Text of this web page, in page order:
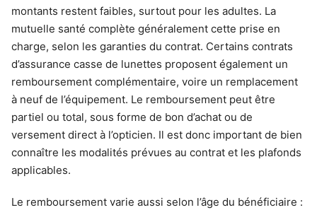
montants restent faibles, surtout pour les adultes. La
mutuelle santé complète généralement cette prise en
charge, selon les garanties du contrat. Certains contrats
d’assurance casse de lunettes proposent également un
remboursement complémentaire, voire un remplacement
à neuf de l’équipement. Le remboursement peut être
partiel ou total, sous forme de bon d’achat ou de
versement direct à l’opticien. Il est donc important de bien
connaître les modalités prévues au contrat et les plafonds
applicables.
Le remboursement varie aussi selon l’âge du bénéficiaire :